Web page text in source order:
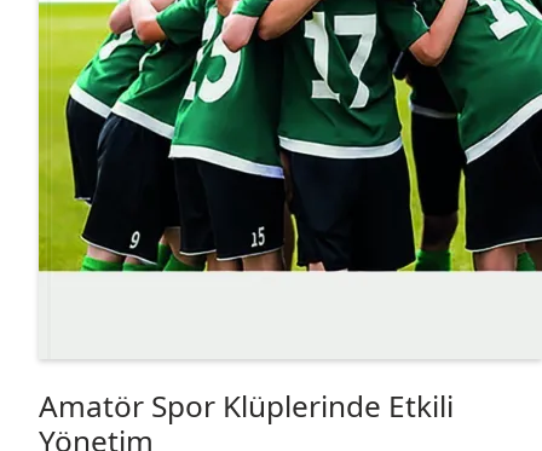
Amatör Spor Klüplerinde Etkili
Yönetim